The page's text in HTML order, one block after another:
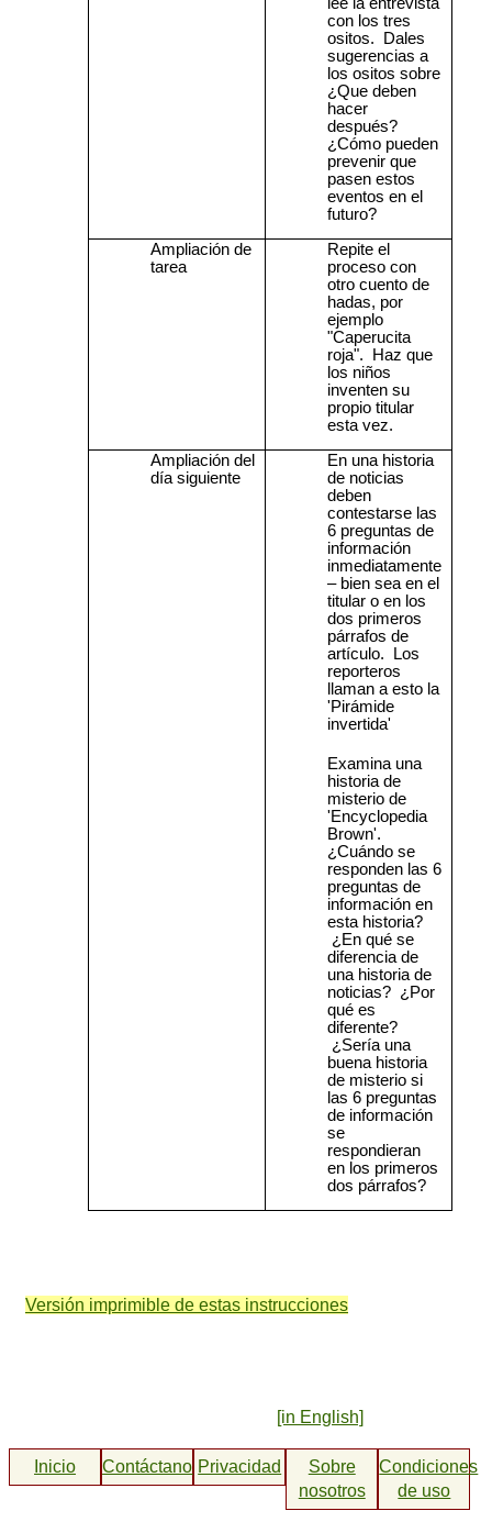
con los tres
ositos.
Dales
sugerencias a
los ositos sobre
¿Que deben
hacer
después?
¿Cómo pueden
prevenir que
pasen estos
eventos en el
futuro?
Ampliación de
tarea
Repite el
proceso con
otro cuento de
hadas, por
ejemplo
"Caperucita
roja".
Haz que
los niños
inventen su
propio titular
esta vez.
Ampliación del
día siguiente
En una historia
de noticias
deben
contestarse las
6 preguntas de
información
inmediatamente
– bien sea en el
titular o en los
dos primeros
párrafos de
artículo.
Los
reporteros
llaman a esto la
'Pirámide
invertida'
Examina una
historia de
misterio de
'Encyclopedia
Brown'.
¿Cuándo se
responden las 6
preguntas de
información en
esta historia?
¿En qué se
diferencia de
una historia de
noticias? ¿Por
qué es
diferente?
¿Sería una
buena historia
de misterio si
las 6 preguntas
de información
se
respondieran
en los primeros
dos párrafos?
Versión imprimible de estas instrucciones
[in English]
Inicio ContáctanosPrivacidad
Sobre
nosotros
Condiciones
de uso